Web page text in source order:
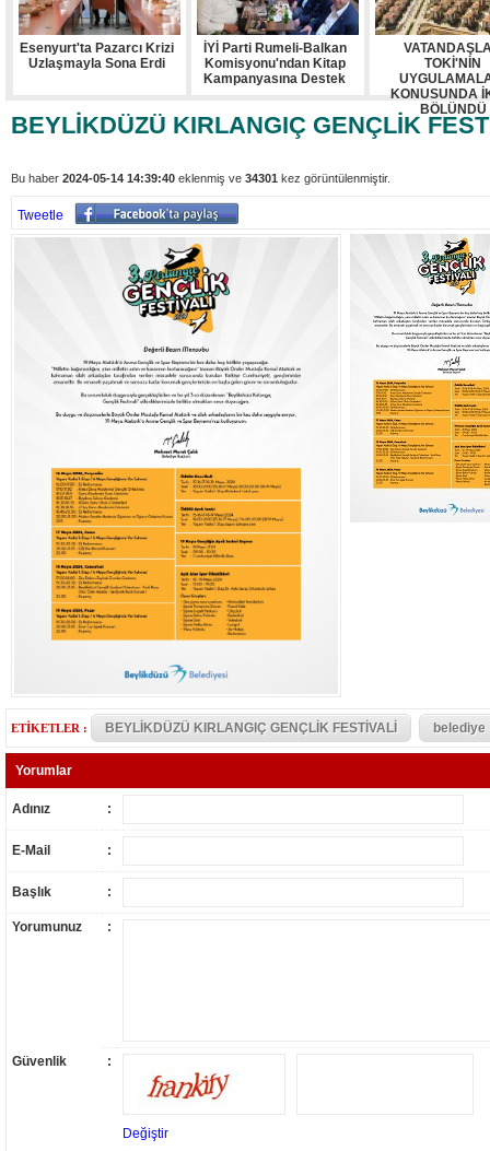
Esenyurt'ta Pazarcı Krizi
Uzlaşmayla Sona Erdi
İYİ Parti Rumeli-Balkan
Komisyonu'ndan Kitap
Kampanyasına Destek
TOKİ'NİN
KONUSUNDA
BÖLÜNDÜ
BEYLİKDÜZÜ KIRLANGIÇ GENÇLİK
Bu haber 2024-05-14 14:39:40 eklenmiş ve 34301 kez görüntülenmiştir.
Tweetle
ETİKETLER : BEYLİKDÜZÜ KIRLANGIÇ GENÇLİK FESTİVALİ belediye
Yorumlar
Adınız :
E-Mail :
Başlık :
Yorumunuz :
Güvenlik :
Değiştir